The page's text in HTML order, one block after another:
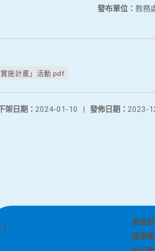
發布單位： 教務
施計畫」活動.pdf
發佈日期： 2023-
架日期： 2024-01-10 |
最後
總瀏